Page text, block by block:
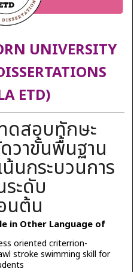
UNIVERSITY
ETD)
ดสอบทักษะ
วาขั้นพื้นฐาน
นกระบวนการ
ะดับ
นต้น
in Other Language of
oriented criterrion-
stroke swimming skill for